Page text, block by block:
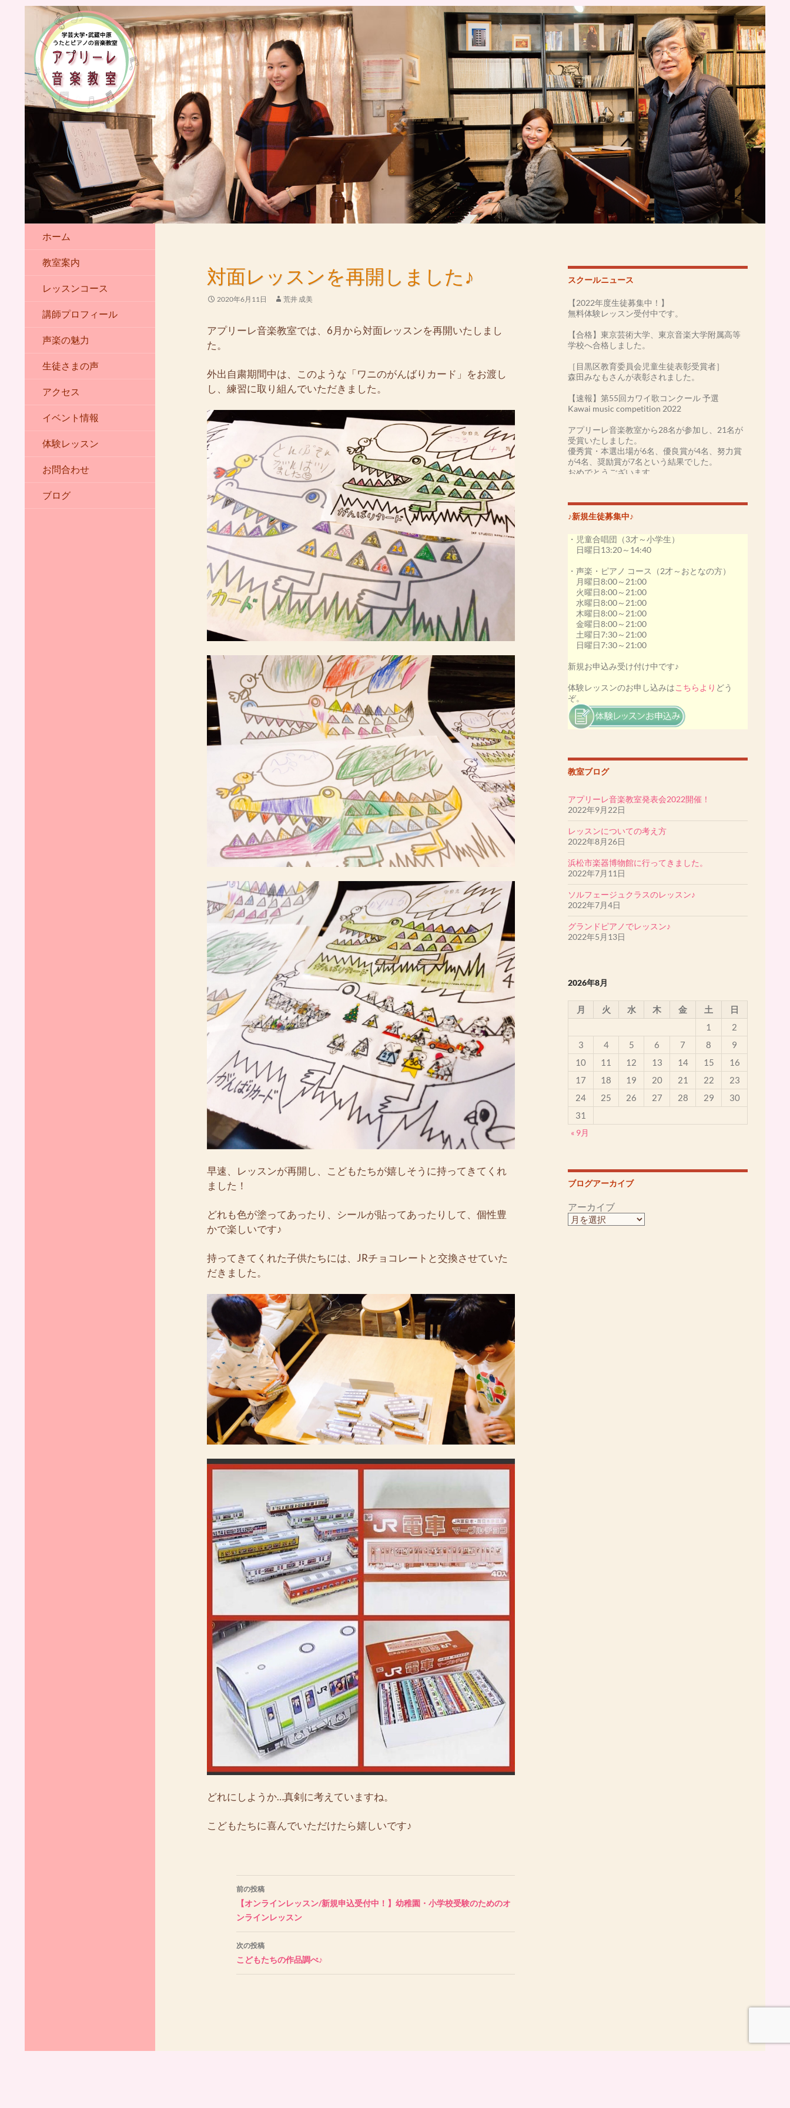
対面レッスンを再開しました♪
2020年6月11日 荒井 成美
アプリーレ音楽教室では、6月から対面レッスンを再開いたしまし
た。
外出自粛期間中は、このような「ワニのがんばりカード」をお渡し
し、練習に取り組んでいただきました。
早速、レッスンが再開し、こどもたちが嬉しそうに持ってきてくれ
ました！
どれも色が塗ってあったり、シールが貼ってあったりして、個性豊
かで楽しいです♪
持ってきてくれた子供たちには、JRチョコレートと交換させていた
だきました。
どれにしようか…真剣に考えていますね。
こどもたちに喜んでいただけたら嬉しいです♪
投
稿
ナ
ビ
ゲ
前の投稿
【オンラインレッスン/新規申込受付中！】幼稚園・小学校受験のためのオ
ンラインレッスン
次の投稿
こどもたちの作品調べ♪
スクールニュース
【2022年度生徒募集中！】
無料体験レッスン受付中です。
【合格】東京芸術大学、東京音楽大学附属高等
学校へ合格しました。
［目黒区教育委員会児童生徒表彰受賞者］
森田みなもさんが表彰されました。
【速報】第55回カワイ歌コンクール 予選
Kawai music competition 2022
アプリーレ音楽教室から28名が参加し、21名が
受賞いたしました。
優秀賞・本選出場が6名、優良賞が4名、努力賞
が4名、奨励賞が7名という結果でした。
おめでとうございます。
-本選大会-
森田みなもさん 優勝(金賞)
その他、アプリーレの生徒さん20名が受賞いた
しました。
私も最優秀指導者賞を受賞いたしました。
［第53回カワイ音楽コンクール2020］
-本選出場決定-
井上わかなさん
小林ゆいかさん
その他、アプリーレの生徒さん18名が受賞いた
しました。
この年は、コロナウイルスの影響により本選大
会が中止になってしまいましたが、素晴らしい
演奏でした。
[第52回カワイ音楽コンクール2019]
本選大会にて、
松尾ゆうなさん 優勝(金賞)
その他、アプリーレの生徒さん17名が受賞いた
しました。
私も最優秀指導者賞を受賞いたしました。
♪2019ミュージカル「アニー」アニー役・孤児役
オーディション♪
森田みなもさん・堤まあやさんが歌の３次審査
を通過しました。
［目黒区教育委員会児童生徒表彰受賞者］
戸口あやかさんが表彰されました。
♪新規生徒募集中♪
・児童合唱団（3才～小学生）
日曜日13:20～14:40
・声楽・ピアノ コース（2才～おとなの方）
月曜日8:00～21:00
火曜日8:00～21:00
水曜日8:00～21:00
木曜日8:00～21:00
金曜日8:00～21:00
土曜日7:30～21:00
日曜日7:30～21:00
新規お申込み受け付け中です♪
体験レッスンのお申し込みはこちらより どう
ぞ。
教室ブログ
アプリーレ音楽教室発表会2022開催！
2022年9月22日
レッスンについての考え方
2022年8月26日
浜松市楽器博物館に行ってきました。
2022年7月11日
ソルフェージュクラスのレッスン♪
2022年7月4日
グランドピアノでレッスン♪
2022年5月13日
2026年8月
月 火 水 木 金 土
日
1
2
3
4 5 6 7 8
9
10
11 12 13 14 15
16
17
18 19 20 21 22
23
24
25 26 27 28 29
30
31
« 9月
ブログアーカイブ
アーカイブ
ホーム
教室案内
レッスンコース
講師プロフィール
声楽の魅力
生徒さまの声
アクセス
イベント情報
体験レッスン
お問合わせ
ブログ